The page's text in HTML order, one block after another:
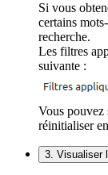
Si vous
certains
recherche.
Les filtres
suivante :
Vous pouvez
réinitialiser
3. Visualiser